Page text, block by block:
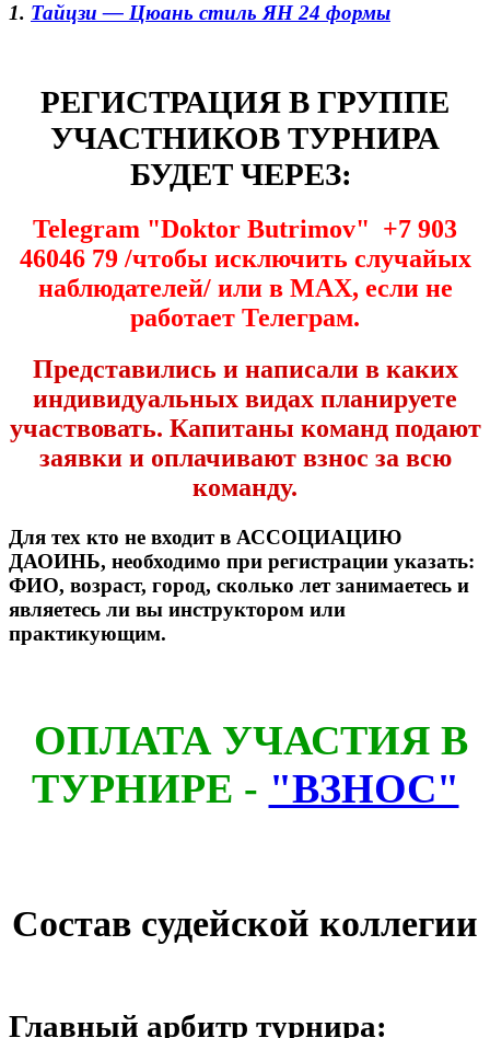
1. Тайцзи — Цюань стиль ЯН 24 формы
РЕГИСТРАЦИЯ В ГРУППЕ
УЧАСТНИКОВ ТУРНИРА
БУДЕТ ЧЕРЕЗ:
Telegram "Doktor Butrimov" +7 903
46046 79 /чтобы исключить случайых
наблюдателей/ или в МАХ, если не
работает Телеграм.
Представились и написали в каких
индивидуальных видах планируете
участвовать. Капитаны команд подают
заявки и оплачивают взнос за всю
команду.
Для тех кто не входит в АССОЦИАЦИЮ
ДАОИНЬ, необходимо при регистрации указать:
ФИО, возраст, город, сколько лет занимаетесь и
являетесь ли вы инструктором или
практикующим.
ОПЛАТА УЧАСТИЯ В
ТУРНИРЕ - "ВЗНОС"
Состав судейской коллегии
Главный арбитр турнира: